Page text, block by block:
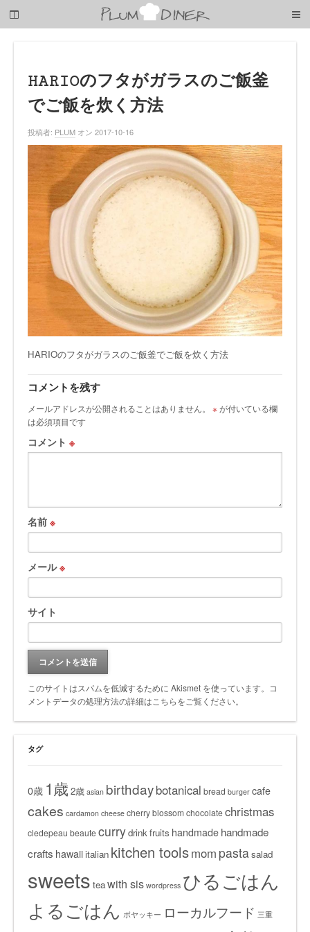
子
HARIOのフタがガラスのご飯釜
でご飯を炊く方法
投稿者: PLUM オン 2017-10-16
HARIOのフタがガラスのご飯釜でご飯を炊く方法
コメントを残す
メールアドレスが公開されることはありません。 ※が付いている欄
は必須項目です
コメント ※
名前 ※
メール※
サイト
このサイトはスパムを低減するために Akismet を使っています。
コ
メントデータの処理方法の詳細はこちらをご覧ください。
タグ
0歳 1歳 2歳 asian birthdaybotanical bread burger cafe
cakes cardamon cheese cherry blossomchocolatechristmas
cledepeau beautecurrydrinkfruits handmade handmade
crafts hawaiiitalian kitchen toolsmom pastasalad
sweets teawith sis wordpress ひるごはん
よるごはん ボヤッキー ローカルフード 三重